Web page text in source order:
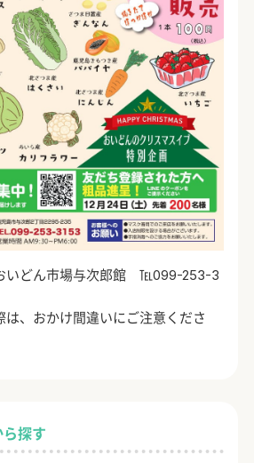
探す
おいどん市場与次郎館 ℡099-253-3
、おかけ間違いにご注意くださ